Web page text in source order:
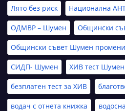
Лято без риск Национална
ОДМВР – Шумен Общински
Общински съвет Шумен промени
СИДП- Шумен ХИВ тест Шумен
безплатен тест за ХИВ
водач с отнета книжка